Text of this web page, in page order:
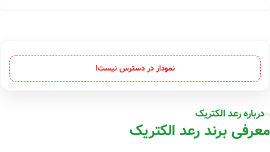
نمودار در دسترس نیست!
درباره رعد الکتریک
معرفی برند رعد الکتریک